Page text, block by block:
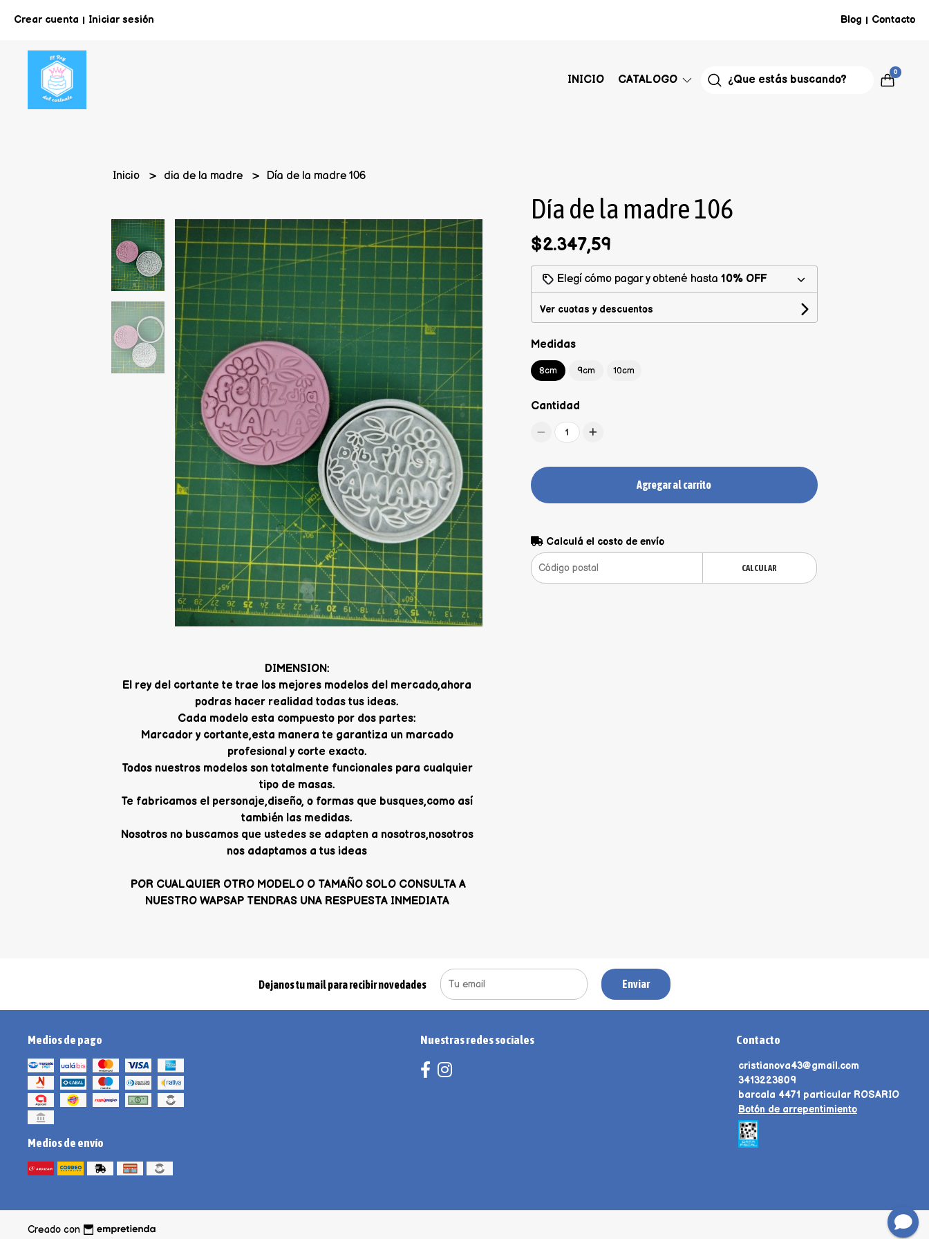
Crear cuenta | Iniciar sesión Blog | Contacto
INICIO CATALOGO
0
Inicio dia de la madre Día de la madre 106
DIMENSION:
El rey del cortante te trae los mejores modelos del mercado,ahora
podras hacer realidad todas tus ideas.
Cada modelo esta compuesto por dos partes:
Marcador y cortante,esta manera te garantiza un marcado
profesional y corte exacto.
Todos nuestros modelos son totalmente funcionales para cualquier
tipo de masas.
Te fabricamos el personaje,diseño, o formas que busques,como así
también las medidas.
Nosotros no buscamos que ustedes se adapten a nosotros,nosotros
nos adaptamos a tus ideas
POR CUALQUIER OTRO MODELO O TAMAÑO SOLO CONSULTA A
NUESTRO WAPSAP TENDRAS UNA RESPUESTA INMEDIATA
Día de la madre 106
$2.347,59
Elegí cómo pagar y obtené hasta 10% OFF
Ver cuotas y descuentos
Medidas
8cm 9cm 10cm
Cantidad
1
Agregar al carrito
Calculá el costo de envío
CALCULAR
Dejanos tu mail para recibir novedades Enviar
Medios de pago
Medios de envío
Nuestras redes sociales Contacto
cristianova43@gmail.com
3413223809
barcala 4471 particular ROSARIO
Botón de arrepentimiento
Creado con